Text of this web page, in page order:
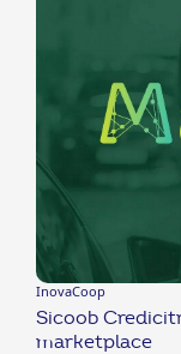
as dificuldades
O resultado já
cooperados mais
InovaCoop
Sicoob
marketplace